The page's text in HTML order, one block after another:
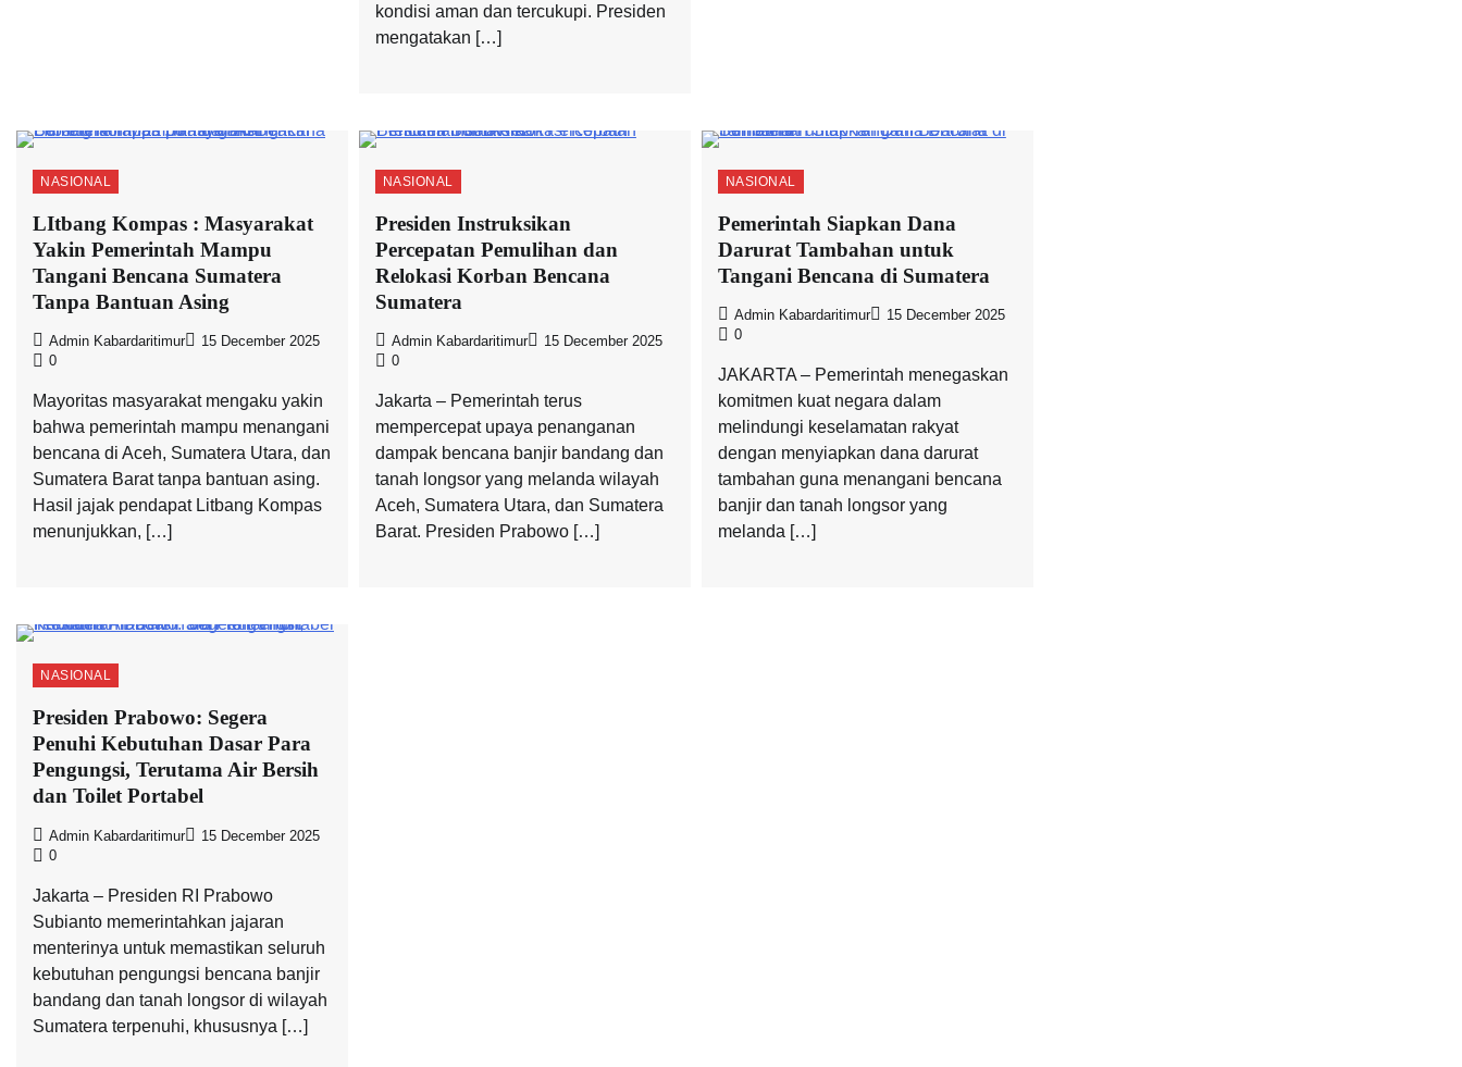
kondisi aman dan tercukupi. Presiden
mengatakan […]
NASIONAL
LItbang Kompas : Masyarakat
Yakin Pemerintah Mampu
Tangani Bencana Sumatera
Tanpa Bantuan Asing
Admin Kabardaritimur
15 December 2025
0
Mayoritas masyarakat mengaku yakin
bahwa pemerintah mampu menangani
bencana di Aceh, Sumatera Utara, dan
Sumatera Barat tanpa bantuan asing.
Hasil jajak pendapat Litbang Kompas
menunjukkan, […]
NASIONAL
Presiden Instruksikan
Percepatan Pemulihan dan
Relokasi Korban Bencana
Sumatera
Admin Kabardaritimur
15 December 2025
0
Jakarta – Pemerintah terus
mempercepat upaya penanganan
dampak bencana banjir bandang dan
tanah longsor yang melanda wilayah
Aceh, Sumatera Utara, dan Sumatera
Barat. Presiden Prabowo […]
NASIONAL
Pemerintah Siapkan Dana
Darurat Tambahan untuk
Tangani Bencana di Sumatera
Admin Kabardaritimur
15 December 2025
0
JAKARTA – Pemerintah menegaskan
komitmen kuat negara dalam
melindungi keselamatan rakyat
dengan menyiapkan dana darurat
tambahan guna menangani bencana
banjir dan tanah longsor yang
melanda […]
NASIONAL
Presiden Prabowo: Segera
Penuhi Kebutuhan Dasar Para
Pengungsi, Terutama Air Bersih
dan Toilet Portabel
Admin Kabardaritimur
15 December 2025
0
Jakarta – Presiden RI Prabowo
Subianto memerintahkan jajaran
menterinya untuk memastikan seluruh
kebutuhan pengungsi bencana banjir
bandang dan tanah longsor di wilayah
Sumatera terpenuhi, khususnya […]